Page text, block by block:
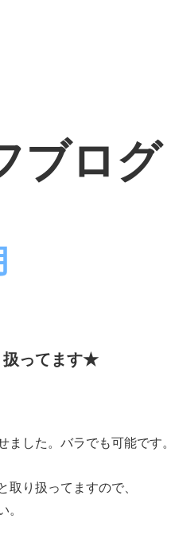
ブログ
ってます★
した。バラでも可能です。
り扱ってますので、